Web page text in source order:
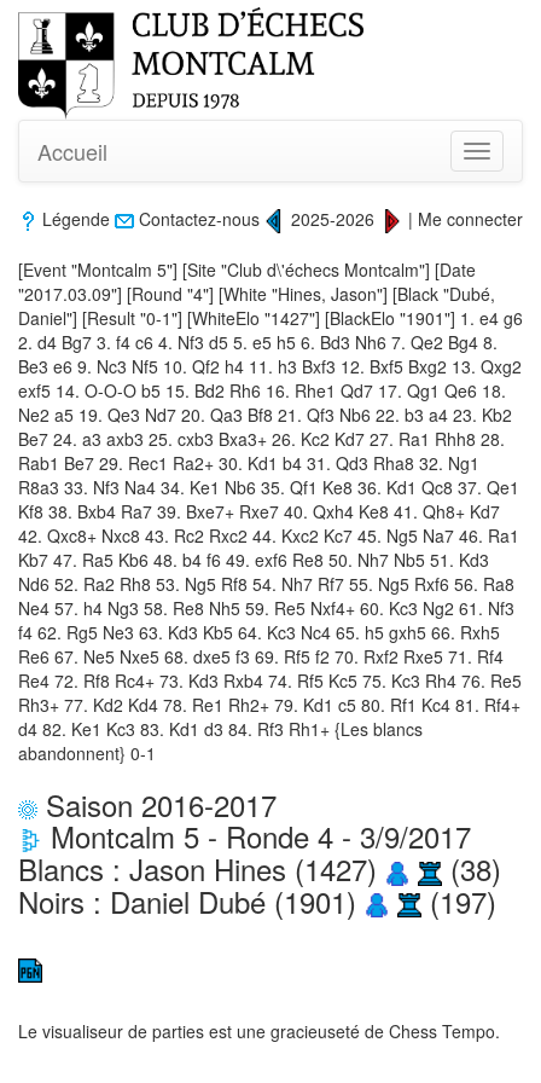
Toggle
Accueil
Légende Contactez-nous 2025-2026 | Me connecter
[Event "Montcalm 5"] [Site "Club d\'échecs Montcalm"] [Date
"2017.03.09"] [Round "4"] [White "Hines, Jason"] [Black "Dubé,
Daniel"] [Result "0-1"] [WhiteElo "1427"] [BlackElo "1901"] 1. e4 g6
2. d4 Bg7 3. f4 c6 4. Nf3 d5 5. e5 h5 6. Bd3 Nh6 7. Qe2 Bg4 8.
Be3 e6 9. Nc3 Nf5 10. Qf2 h4 11. h3 Bxf3 12. Bxf5 Bxg2 13. Qxg2
exf5 14. O-O-O b5 15. Bd2 Rh6 16. Rhe1 Qd7 17. Qg1 Qe6 18.
Ne2 a5 19. Qe3 Nd7 20. Qa3 Bf8 21. Qf3 Nb6 22. b3 a4 23. Kb2
Be7 24. a3 axb3 25. cxb3 Bxa3+ 26. Kc2 Kd7 27. Ra1 Rhh8 28.
Rab1 Be7 29. Rec1 Ra2+ 30. Kd1 b4 31. Qd3 Rha8 32. Ng1
R8a3 33. Nf3 Na4 34. Ke1 Nb6 35. Qf1 Ke8 36. Kd1 Qc8 37. Qe1
Kf8 38. Bxb4 Ra7 39. Bxe7+ Rxe7 40. Qxh4 Ke8 41. Qh8+ Kd7
42. Qxc8+ Nxc8 43. Rc2 Rxc2 44. Kxc2 Kc7 45. Ng5 Na7 46. Ra1
Kb7 47. Ra5 Kb6 48. b4 f6 49. exf6 Re8 50. Nh7 Nb5 51. Kd3
Nd6 52. Ra2 Rh8 53. Ng5 Rf8 54. Nh7 Rf7 55. Ng5 Rxf6 56. Ra8
Ne4 57. h4 Ng3 58. Re8 Nh5 59. Re5 Nxf4+ 60. Kc3 Ng2 61. Nf3
f4 62. Rg5 Ne3 63. Kd3 Kb5 64. Kc3 Nc4 65. h5 gxh5 66. Rxh5
Re6 67. Ne5 Nxe5 68. dxe5 f3 69. Rf5 f2 70. Rxf2 Rxe5 71. Rf4
Re4 72. Rf8 Rc4+ 73. Kd3 Rxb4 74. Rf5 Kc5 75. Kc3 Rh4 76. Re5
Rh3+ 77. Kd2 Kd4 78. Re1 Rh2+ 79. Kd1 c5 80. Rf1 Kc4 81. Rf4+
d4 82. Ke1 Kc3 83. Kd1 d3 84. Rf3 Rh1+ {Les blancs
abandonnent} 0-1
Saison 2016-2017
Montcalm 5 - Ronde 4 - 3/9/2017
Blancs : Jason Hines (1427) (38)
Noirs : Daniel Dubé (1901) (197)
Le visualiseur de parties est une gracieuseté de Chess Tempo.